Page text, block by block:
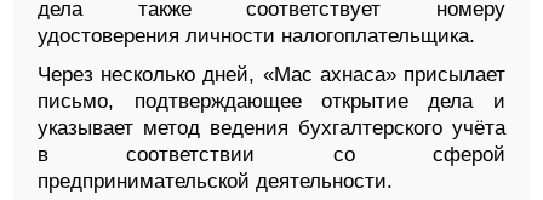
дела также соответствует номеру
удостоверения личности налогоплательщика.
Через несколько дней, «Мас ахнаса» присылает
письмо, подтверждающее открытие дела и
указывает метод ведения бухгалтерского учёта
в соответствии со сферой
предпринимательской деятельности.